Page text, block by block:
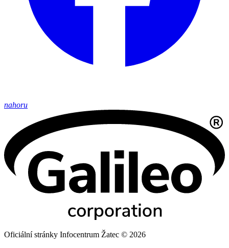
nahoru
Oficiální stránky Infocentrum Žatec © 2026